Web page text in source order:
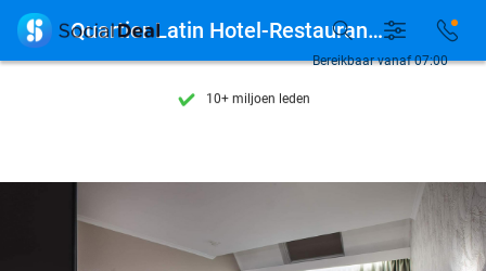
7 dagen per week beschikbaar
10+ miljoen leden
10+ miljoen leden
Bereikbaar vanaf 07:00
 Quartier Latin Hotel-Restaurant-Spa